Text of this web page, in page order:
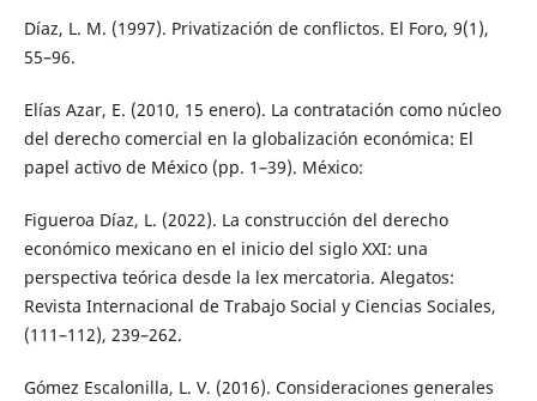
Díaz, L. M. (1997). Privatización de conflictos. El Foro, 9(1),
55–96.
Elías Azar, E. (2010, 15 enero). La contratación como núcleo
del derecho comercial en la globalización económica: El
papel activo de México (pp. 1–39). México:
Figueroa Díaz, L. (2022). La construcción del derecho
económico mexicano en el inicio del siglo XXI: una
perspectiva teórica desde la lex mercatoria. Alegatos:
Revista Internacional de Trabajo Social y Ciencias Sociales,
(111–112), 239–262.
Gómez Escalonilla, L. V. (2016). Consideraciones generales